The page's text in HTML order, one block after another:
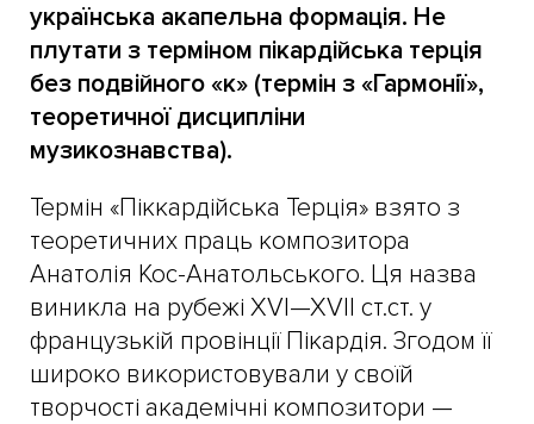
українська акапельна формація. Не
плутати з терміном пікардійська терція
без подвійного «к» (термін з «Гармонії»,
теоретичної дисципліни
музикознавства).
Термін «Піккардійська Терція» взято з
теоретичних праць композитора
Анатолія Кос-Анатольського. Ця назва
виникла на рубежі XVI—XVII ст.ст. у
французькій провінції Пікардія. Згодом її
широко використовували у своїй
творчості академічні композитори —